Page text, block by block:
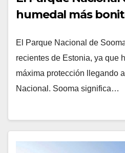
humedal más
El Parque Nacional de
recientes de Estonia, ya que
máxima protección llegando
Nacional. Sooma significa…